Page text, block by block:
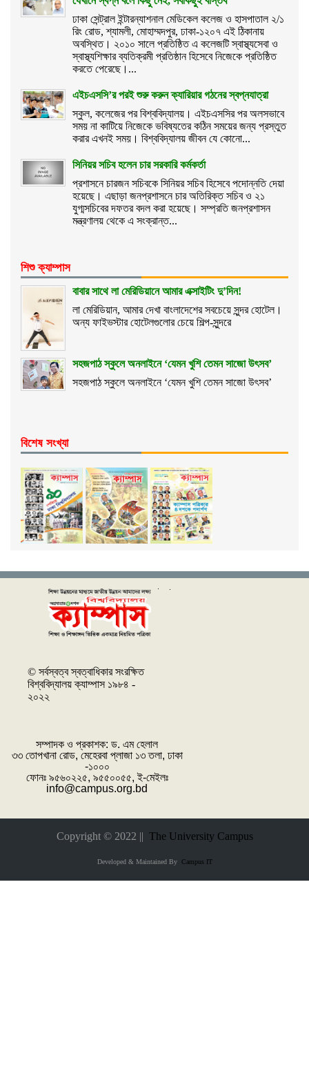
ঢাকা সেন্ট্রাল ইন্টারন্যাশনাল মেডিকেল কলেজ ও হাসপাতাল ২/১
রিং রোড, শ্যামলী, মোহাম্মদপুর, ঢাকা-১২০৭ এই ঠিকানায়
অবস্থিত। ২০১০ সালে প্রতিষ্ঠিত এ কলেজটি স্বাস্থ্যসেবা ও
স্বাস্থ্যশিক্ষার ব্যতিক্রমী প্রতিষ্ঠান হিসেবে নিজেকে প্রতিষ্ঠিত
করতে পেরেছে।...
এইচএসসি’র পরই শুরু করুন ক্যারিয়ার গঠনের স্বপ্নযাত্রা
স্কুল, কলেজের পর বিশ্ববিদ্যালয়। এইচএসসির পর অলসভাবে
সময় না কাটিয়ে নিজেকে ভবিষ্যতের কঠিন সময়ের জন্য প্রস্তুত
করার এখনই সময়। বিশ্ববিদ্যালয় জীবন যে কোনো...
সিনিয়র সচিব হলেন চার সরকারি কর্মকর্তা
প্রশাসনে চারজন সচিবকে সিনিয়র সচিব হিসেবে পদোন্নতি দেয়া
হয়েছে। এছাড়া জনপ্রশাসনে চার অতিরিক্ত সচিব ও ২১
যুগ্মসচিবের দফতর বদল করা হয়েছে। সম্প্রতি জনপ্রশাসন
মন্ত্রণালয় থেকে এ সংক্রান্ত...
শিশু ক্যাম্পাস
বাবার সাথে লা মেরিডিয়ানে আমার এক্সাইটিং দু’দিন!
লা মেরিডিয়ান, আমার দেখা বাংলাদেশের সবচেয়ে সুন্দর হোটেল।
অন্য ফাইভস্টার হোটেলগুলোর চেয়ে শিল্প-সুন্দরে
সহজপাঠ স্কুলে অনলাইনে ‘যেমন খুশি তেমন সাজো উৎসব’
সহজপাঠ স্কুলে অনলাইনে ‘যেমন খুশি তেমন সাজো উৎসব’
বিশেষ সংখ্যা
© সর্বস্বত্ব স্বত্বাধিকার সংরক্ষিত
বিশ্ববিদ্যালয় ক্যাম্পাস ১৯৮৪ -
২০২২
সম্পাদক ও প্রকাশক: ‌ড. এম হেলাল
৩৩ তোপখানা রোড, মেহেরবা প্লাজা ১৩ তলা, ঢাকা
-১০০০
ফোনঃ ৯৫৬০২২৫, ৯৫৫০০৫৫, ই-মেইলঃ
info@campus.org.bd
Copyright © 2022 || The University Campus
Developed & Maintained ByCampus IT